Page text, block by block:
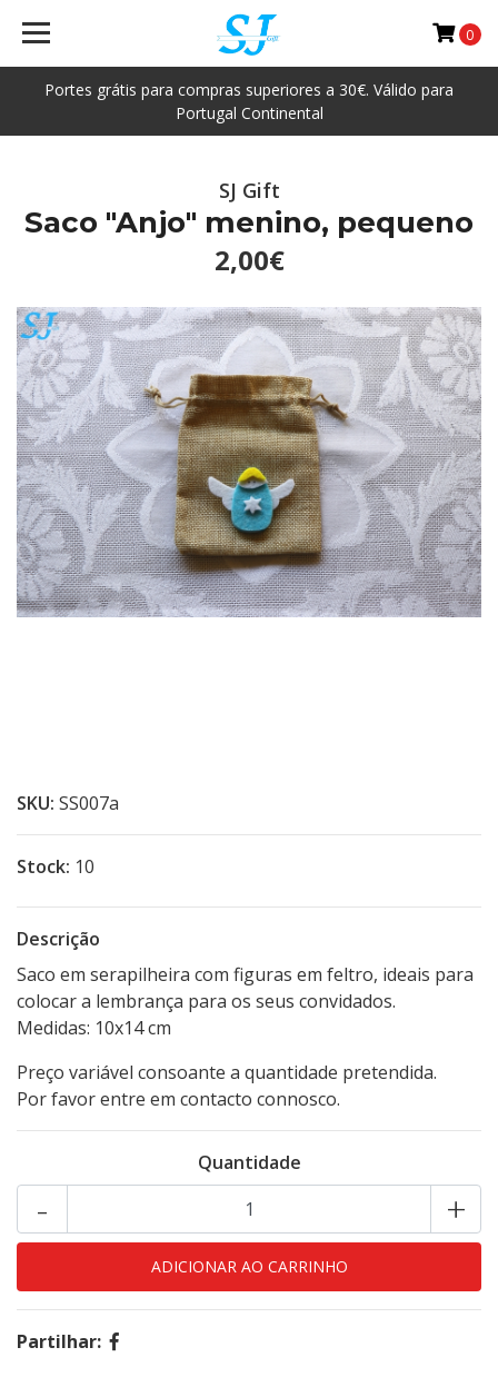
Portes grátis para compras superiores a 30€. Válido para
Portugal Continental
0
SJ Gift
Saco "Anjo" menino, pequeno
2,00€
SKU: SS007a
Stock: 10
Descrição
Saco em serapilheira com figuras em feltro, ideais para
colocar a lembrança para os seus convidados.
Medidas: 10x14 cm
Preço variável consoante a quantidade pretendida.
Por favor entre em contacto connosco.
Quantidade
+
-
Partilhar: